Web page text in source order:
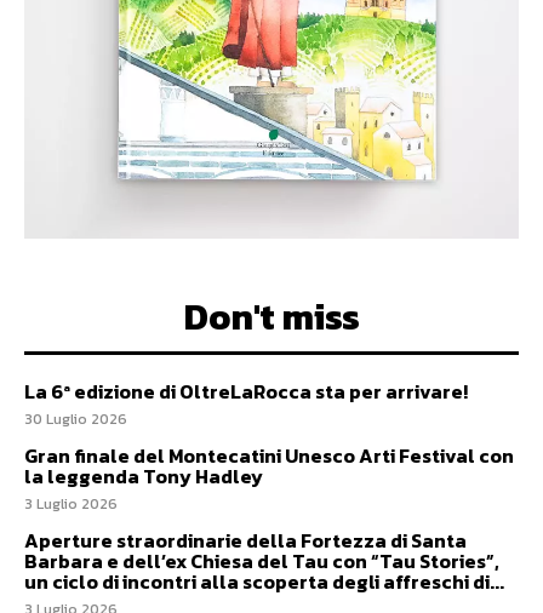
Don't miss
La 6ª edizione di OltreLaRocca sta per arrivare!
30 Luglio 2026
Gran finale del Montecatini Unesco Arti Festival con
la leggenda Tony Hadley
3 Luglio 2026
Aperture straordinarie della Fortezza di Santa
Barbara e dell’ex Chiesa del Tau con “Tau Stories”,
un ciclo di incontri alla scoperta degli affreschi di...